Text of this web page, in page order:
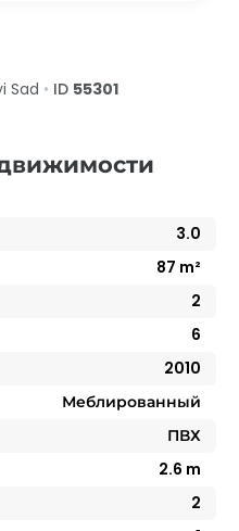
Sad • ID 55301
3.0
87 m²
2
6
2010
Меблированный
ПВХ
2.6 m
2